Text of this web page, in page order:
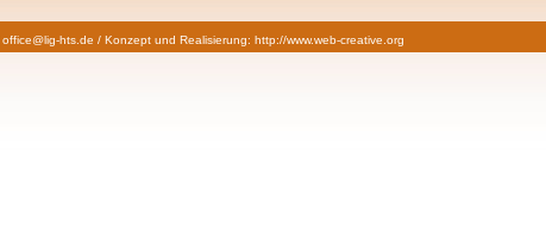
hts.de / Konzept und Realisierung: http://www.web-creative.org